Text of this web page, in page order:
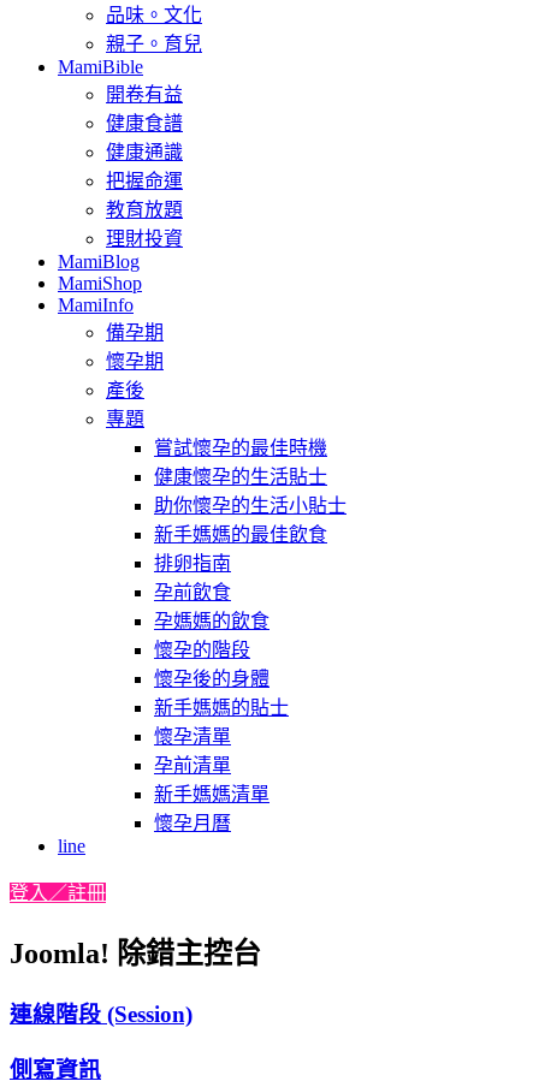
品味。文化
親子。育兒
MamiBible
開卷有益
健康食譜
健康通識
把握命運
教育放題
理財投資
MamiBlog
MamiShop
MamiInfo
備孕期
懷孕期
產後
專題
嘗試懷孕的最佳時機
健康懷孕的生活貼士
助你懷孕的生活小貼士
新手媽媽的最佳飲食
排卵指南
孕前飲食
孕媽媽的飲食
懷孕的階段
懷孕後的身體
新手媽媽的貼士
懷孕清單
孕前清單
新手媽媽清單
懷孕月曆
line
登入／註冊
Joomla! 除錯主控台
連線階段 (Session)
側寫資訊